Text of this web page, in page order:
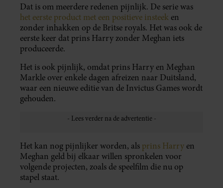
Dat is om meerdere redenen pijnlijk. De serie was
het eerste product met een positieve insteek en
zonder inhakken op de Britse royals. Het was ook de
eerste keer dat prins Harry zonder Meghan iets
produceerde.
Het is ook pijnlijk, omdat prins Harry en Meghan
Markle over enkele dagen afreizen naar Duitsland,
waar een nieuwe editie van de Invictus Games wordt
gehouden.
Het kan nog pijnlijker worden, als prins Harry en
Meghan geld bij elkaar willen spronkelen voor
volgende projecten, zoals de speelfilm die nu op
stapel staat.